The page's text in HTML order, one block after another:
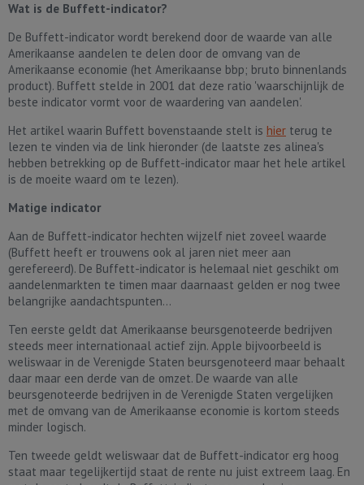
Wat is de Buffett-indicator?
De Buffett-indicator wordt berekend door de waarde van alle
Amerikaanse aandelen te delen door de omvang van de
Amerikaanse economie (het Amerikaanse bbp; bruto binnenlands
product). Buffett stelde in 2001 dat deze ratio 'waarschijnlijk de
beste indicator vormt voor de waardering van aandelen'.
Het artikel waarin Buffett bovenstaande stelt is hier terug te
lezen te vinden via de link hieronder (de laatste zes alinea's
hebben betrekking op de Buffett-indicator maar het hele artikel
is de moeite waard om te lezen).
Matige indicator
Aan de Buffett-indicator hechten wijzelf niet zoveel waarde
(Buffett heeft er trouwens ook al jaren niet meer aan
gerefereerd). De Buffett-indicator is helemaal niet geschikt om
aandelenmarkten te timen maar daarnaast gelden er nog twee
belangrijke aandachtspunten...
Ten eerste geldt dat Amerikaanse beursgenoteerde bedrijven
steeds meer internationaal actief zijn. Apple bijvoorbeeld is
weliswaar in de Verenigde Staten beursgenoteerd maar behaalt
daar maar een derde van de omzet. De waarde van alle
beursgenoteerde bedrijven in de Verenigde Staten vergelijken
met de omvang van de Amerikaanse economie is kortom steeds
minder logisch.
Ten tweede geldt weliswaar dat de Buffett-indicator erg hoog
staat maar tegelijkertijd staat de rente nu juist extreem laag. En